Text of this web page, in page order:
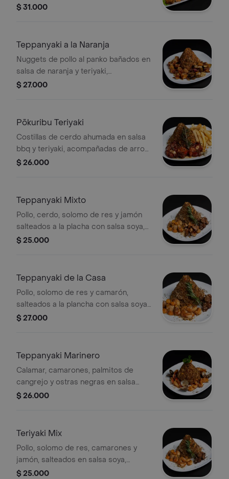
palmitos salteados con salsa teriyaki,
ensalada kyoto.
$ 31.000
Teppanyaki a la Naranja
Nuggets de pollo al panko bañados en
salsa de naranja y teriyaki,
acompañado de arroz yakimeshi y
$ 27.000
Pōkuribu Teriyaki
Costillas de cerdo ahumada en salsa
bbq y teriyaki, acompañadas de arroz
yakimeshi y papas a la francesa.
$ 26.000
Teppanyaki Mixto
Pollo, cerdo, solomo de res y jamón
salteados a la placha con salsa soya,
teriyaki, naranja, acompañados de
$ 25.000
Teppanyaki de la Casa
Pollo, solomo de res y camarón,
salteados a la plancha con salsa soya,
teriyaki, brandy, sal y pimienta,
$ 27.000
Teppanyaki Marinero
Calamar, camarones, palmitos de
cangrejo y ostras negras en salsa
marinera, soya y brandy,
$ 26.000
Teriyaki Mix
Pollo, solomo de res, camarones y
jamón, salteados en salsa soya,
teriyaki, sal y pimienta, acompañados
$ 25.000